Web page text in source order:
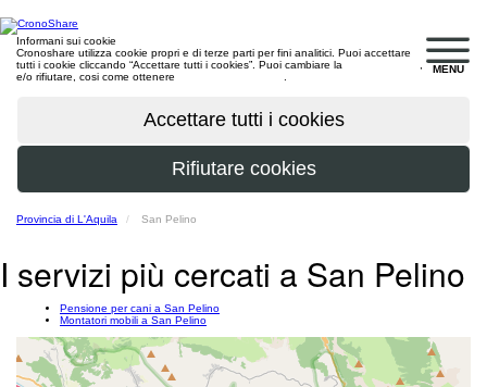
MENU
Informani sui cookie
Cronoshare utilizza cookie propri e di terze parti per fini analitici. Puoi accettare
tutti i cookie cliccando “Accettare tutti i cookies”. Puoi cambiare la
e/o rifiutare, cosi come ottenere
Provincia di L'Aquila San Pelino
I servizi più cercati a San Pelino
Pensione per cani a San Pelino
Montatori mobili a San Pelino